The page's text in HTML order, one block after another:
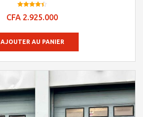
4.41
CFA 2.925.000
AJOUTER AU PANIER